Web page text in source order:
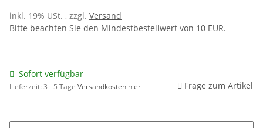
inkl. 19% USt. , zzgl. Versand
Bitte beachten Sie den Mindestbestellwert von 10 EUR.
Sofort verfügbar
Lieferzeit:3 - 5 Tage Versandkosten hier Frage zum Artikel